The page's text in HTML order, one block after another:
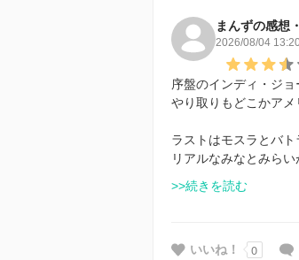
まんずの感想
2026/08/04
序盤のインディ・ジョ
やり取りもどこかアメ
ラストはモスラとバト
リアルなみなとみら
>>続きを読む
いいね！ 0